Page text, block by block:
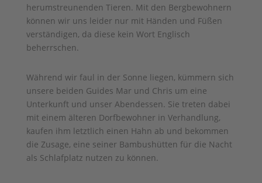
herumstreunenden Tieren. Mit den Bergbewohnern
können wir uns leider nur mit Händen und Füßen
verständigen, da diese kein Wort Englisch
beherrschen.
Während wir faul in der Sonne liegen, kümmern sich
unsere beiden Guides Mar und Chris um eine
Unterkunft und unser Abendessen. Sie treten dabei
mit einem älteren Dorfbewohner in Verhandlung,
kaufen ihm letztlich einen Hahn ab und bekommen
die Zusage, eine seiner Bambushütten für die Nacht
als Schlafplatz nutzen zu können.